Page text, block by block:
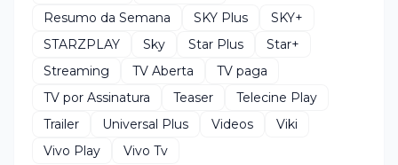
Resumo da Semana
SKY Plus
SKY+
STARZPLAY
Sky Star Plus
Star+
Streaming
TV Aberta
TV paga
TV por Assinatura
Teaser
Telecine Play
Trailer
Universal Plus Videos
Viki
Vivo Play
Vivo Tv